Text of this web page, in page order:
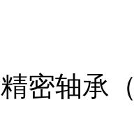
密轴承